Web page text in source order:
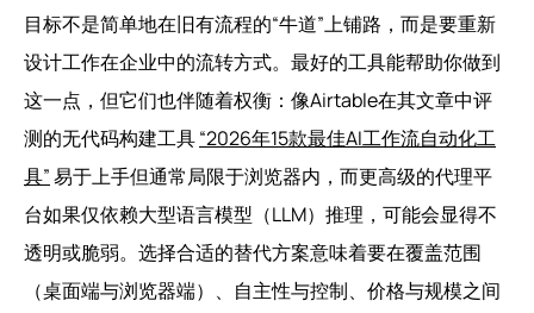
目标不是简单地在旧有流程的“牛道”上铺路，而是要重新
设计工作在企业中的流转方式。最好的工具能帮助你做到
这一点，但它们也伴随着权衡：像Airtable在其文章中评
测的无代码构建工具“2026年15款最佳AI工作流自动化工
具”易于上手但通常局限于浏览器内，而更高级的代理平
台如果仅依赖大型语言模型（LLM）推理，可能会显得不
透明或脆弱。选择合适的替代方案意味着要在覆盖范围
（桌面端与浏览器端）、自主性与控制、价格与规模之间